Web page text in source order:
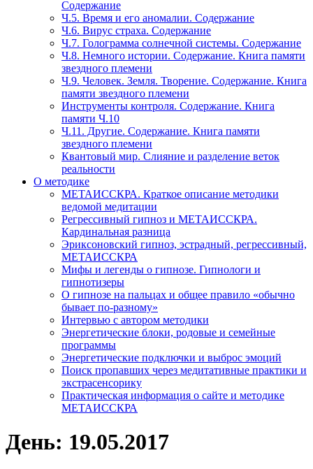
Содержание
Ч.5. Время и его аномалии. Содержание
Ч.6. Вирус страха. Содержание
Ч.7. Голограмма солнечной системы. Содержание
Ч.8. Немного истории. Содержание. Книга памяти
звездного племени
Ч.9. Человек. Земля. Творение. Содержание. Книга
памяти звездного племени
Инструменты контроля. Содержание. Книга
памяти Ч.10
Ч.11. Другие. Содержание. Книга памяти
звездного племени
Квантовый мир. Слияние и разделение веток
реальности
О методике
МЕТАИССКРА. Краткое описание методики
ведомой медитации
Регрессивный гипноз и МЕТАИССКРА.
Кардинальная разница
Эриксоновский гипноз, эстрадный, регрессивный,
МЕТАИССКРА
Мифы и легенды о гипнозе. Гипнологи и
гипнотизеры
О гипнозе на пальцах и общее правило «обычно
бывает по-разному»
Интервью с автором методики
Энергетические блоки, родовые и семейные
программы
Энергетические подключки и выброс эмоций
Поиск пропавших через медитативные практики и
экстрасенсорику
Практическая информация о сайте и методике
МЕТАИССКРА
День: 19.05.2017